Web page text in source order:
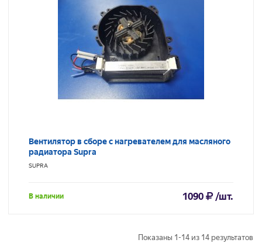
Вентилятор в сборе с нагревателем для масляного
радиатора Supra
SUPRA
В наличии 1090 /шт.
Показаны 1-14 из 14 результатов